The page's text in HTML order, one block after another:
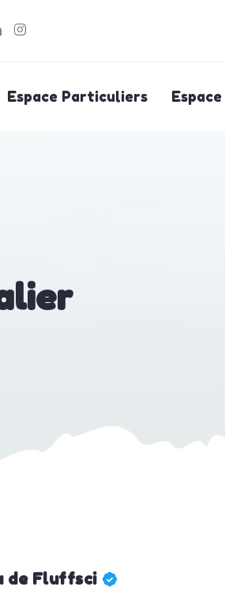
Espace Particuliers
de Fluffsci